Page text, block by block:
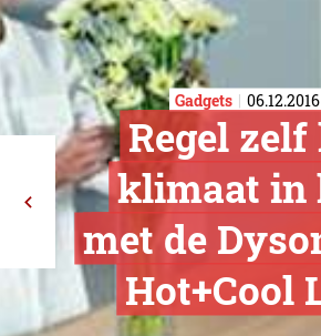
Gadgets 06.12.2016